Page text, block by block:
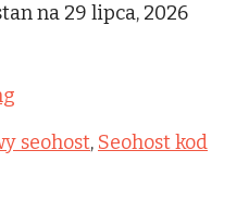
na 29 lipca, 2026
seohost, Seohost kod